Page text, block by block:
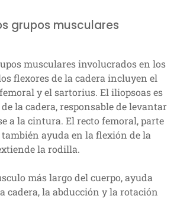
grupos musculares
musculares involucrados en los
flexores de la cadera incluyen el
y el sartorius. El iliopsoas es
la cadera, responsable de levantar
a la cintura. El recto femoral, parte
también ayuda en la flexión de la
la rodilla.
más largo del cuerpo, ayuda
cadera, la abducción y la rotación